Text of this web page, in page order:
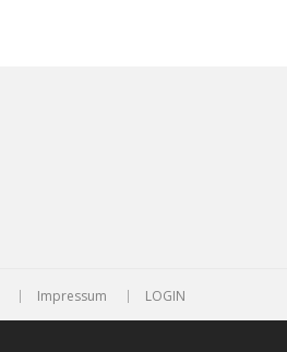
Impressum LOGIN